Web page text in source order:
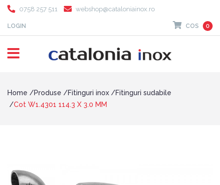
0758 257 511 webshop@cataloniainox.ro
LOGIN COS 0
Home Produse Fitinguri inox
Fitinguri sudabile
Cot W1.4301 114.3 X 3.0 MM